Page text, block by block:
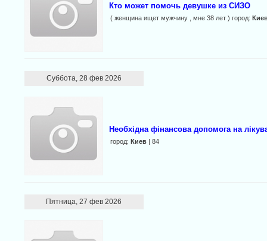
Кто может помочь девушке из СИЗО
( женщина ищет мужчину , мне 38 лет ) город:
Суббота, 28 фев 2026
Необхідна фінансова допомога на
город: Киев| 84
Пятница, 27 фев 2026